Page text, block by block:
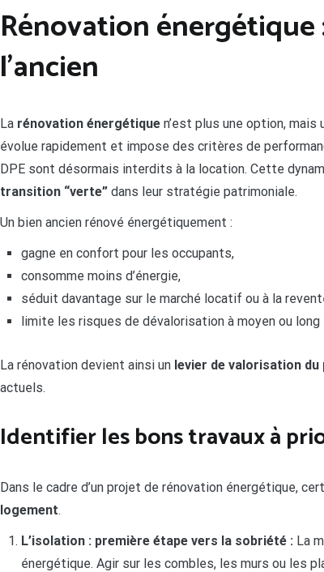
Rénovation
l’ancien
La rénovation énergétique n’est plus une option,
évolue rapidement et impose des critères de
DPE sont désormais interdits à la location. Cette
transition “verte” dans leur stratégie patrimoniale.
Un bien ancien rénové énergétiquement :
gagne en confort pour les occupants,
consomme moins d’énergie,
séduit davantage sur le marché locatif ou à la
limite les risques de dévalorisation à moyen ou long
La rénovation devient ainsi un levier de valorisation
actuels.
Identifier les bons travaux à
Dans le cadre d’un projet de rénovation énergétique,
logement.
L’isolation : première étape vers la sobriété : La
énergétique. Agir sur les combles, les murs ou les